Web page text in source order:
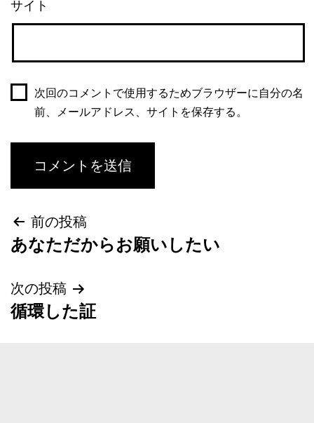
サイト
次回のコメントで使用するためブラウザーに自分の名
前、メールアドレス、サイトを保存する。
前の投稿
あなただからお願いしたい
次の投稿
循環した証